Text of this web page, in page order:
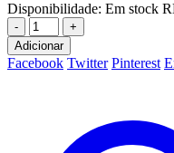
Disponibilidade: Em stock
-
+
Adicionar
Facebook Twitter Pinterest